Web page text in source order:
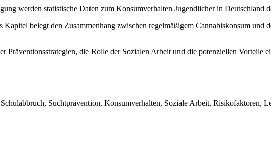
werden statistische Daten zum Konsumverhalten Jugendlicher in Deutschland
Kapitel belegt den Zusammenhang zwischen regelmäßigem Cannabiskonsum
Präventionsstrategien, die Rolle der Sozialen Arbeit und die potenziellen Vorteile
Suchtprävention, Konsumverhalten, Soziale Arbeit, Risikofaktoren,